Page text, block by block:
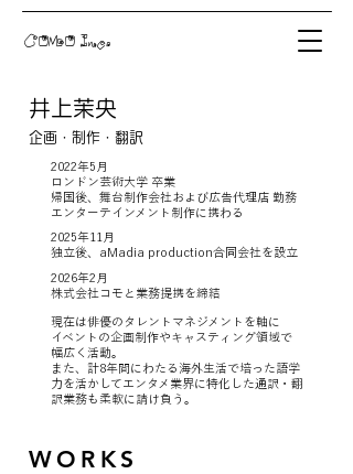
COMO Inc.
井上茉央
企画・制作・翻訳
2022年5月
ロンドン芸術大学 卒業
帰国後、舞台制作会社および広告代理店 勤務
エンターテインメント制作に携わる
2025年11月
独立後、aMadia production合同会社を設立
2026年2月
株式会社コモと業務提携を締結
現在は俳優のタレントマネジメントを軸に
イベントの企画制作やキャスティング領域で
幅広く活動。
また、計8年間にわたる海外生活で培った語学
力を活かして エンタメ業界に特化した通訳・翻
訳業務も柔軟に請け負う。
WORKS